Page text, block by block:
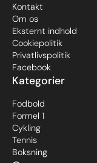
Kategorier
Fodbold
Formel 1
Cykling
Tennis
Boksning
Kontakt
Om os
Eksternt indhold
Cookiepolitik
Privatlivspolitik
Facebook